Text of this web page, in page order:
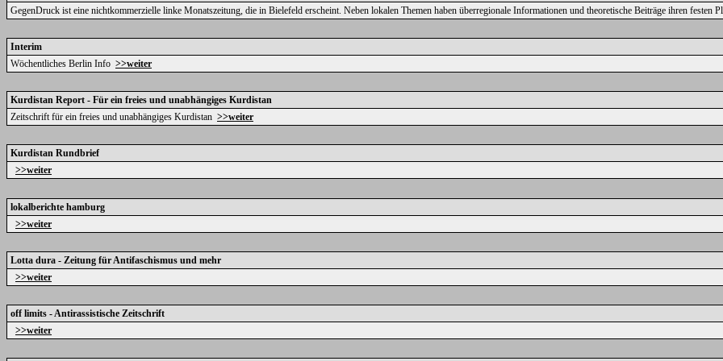
GegenDruck ist eine nichtkommerzielle linke Monatszeitung, die in Bielefeld erscheint. Neben lokalen Themen haben überregionale Informationen und theoretische Beiträge ihren festen
Interim
Wöchentliches Berlin Info >>weiter
Kurdistan Report - Für ein freies und unabhängiges Kurdistan
Zeitschrift für ein freies und unabhängiges Kurdistan >>weiter
Kurdistan Rundbrief
>>weiter
lokalberichte hamburg
>>weiter
Lotta dura - Zeitung für Antifaschismus und mehr
>>weiter
off limits - Antirassistische Zeitschrift
>>weiter